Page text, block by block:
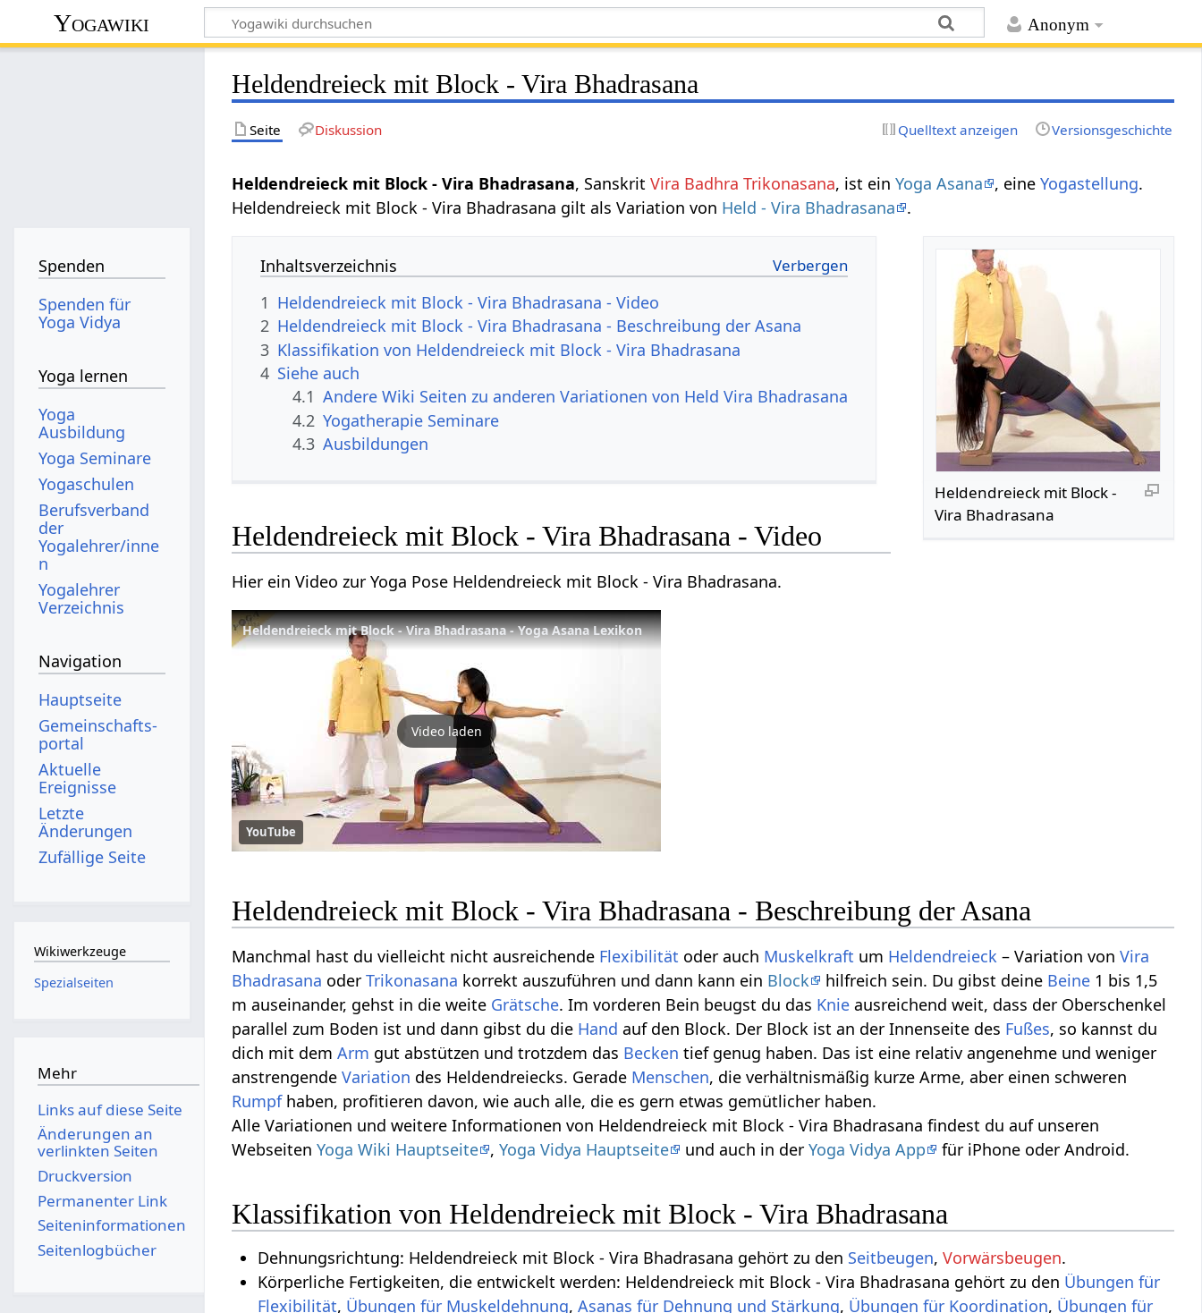
Anonym
Yogawiki
Heldendreieck mit Block - Vira Bhadrasana
Seite Diskussion Quelltext anzeigen Versionsgeschichte
Heldendreieck mit Block - Vira Bhadrasana, SanskritVira Badhra Trikonasana, ist einYoga Asana , eineYogastellung.
Heldendreieck mit Block - Vira Bhadrasana gilt als Variation von Held - Vira Bhadrasana .
Heldendreieck mit Block -
Vira Bhadrasana
Inhaltsverzeichnis
1 Heldendreieck mit Block - Vira Bhadrasana - Video
2 Heldendreieck mit Block - Vira Bhadrasana - Beschreibung der Asana
3 Klassifikation von Heldendreieck mit Block - Vira Bhadrasana
4 Siehe auch
4.1 Andere Wiki Seiten zu anderen Variationen von Held Vira Bhadrasana
4.2 Yogatherapie Seminare
4.3 Ausbildungen
Heldendreieck mit Block - Vira Bhadrasana - Video
Hier ein Video zur Yoga Pose Heldendreieck mit Block - Vira Bhadrasana.
Heldendreieck mit Block - Vira Bhadrasana - Yoga Asana Lexikon
Video laden
YouTube
Heldendreieck mit Block - Vira Bhadrasana - Beschreibung der Asana
Manchmal hast du vielleicht nicht ausreichende Flexibilität oder auch Muskelkraft um Heldendreieck – Variation vonVira
Bhadrasana oderTrikonasana korrekt auszuführen und dann kann ein Block hilfreich sein. Du gibst deine Beine 1 bis 1,5
m auseinander, gehst in die weite Grätsche. Im vorderen Bein beugst du das Knie ausreichend weit, dass der Oberschenkel
parallel zum Boden ist und dann gibst du die Hand auf den Block. Der Block ist an der Innenseite des Fußes, so kannst du
dich mit demArm gut abstützen und trotzdem das Becken tief genug haben. Das ist eine relativ angenehme und weniger
anstrengendeVariation des Heldendreiecks. Gerade Menschen, die verhältnismäßig kurze Arme, aber einen schweren
Rumpfhaben, profitieren davon, wie auch alle, die es gern etwas gemütlicher haben.
Alle Variationen und weitere Informationen von Heldendreieck mit Block - Vira Bhadrasana findest du auf unseren
WebseitenYoga Wiki Hauptseite ,Yoga Vidya Hauptseite und auch in derYoga Vidya App für iPhone oder Android.
Klassifikation von Heldendreieck mit Block - Vira Bhadrasana
Dehnungsrichtung: Heldendreieck mit Block - Vira Bhadrasana gehört zu den Seitbeugen,Vorwärsbeugen.
Körperliche Fertigkeiten, die entwickelt werden: Heldendreieck mit Block - Vira Bhadrasana gehört zu den Übungen für
Flexibilität, Übungen für Muskeldehnung,Asanas für Dehnung und Stärkung, Übungen für Koordination, Übungen für
Spenden
Spenden für
Yoga Vidya
Yoga lernen
Yoga
Ausbildung
Yoga Seminare
Yogaschulen
Berufsverband
der
Yogalehrer/inne
n
Yogalehrer
Verzeichnis
Navigation
Hauptseite
Gemeinschafts­
portal
Aktuelle
Ereignisse
Letzte
Änderungen
Zufällige Seite
Wikiwerkzeuge
Spezialseiten
Mehr
Links auf diese Seite
Änderungen an
verlinkten Seiten
Druckversion
Permanenter Link
Seiten­­informationen
Seitenlogbücher